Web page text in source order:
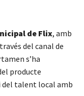
de Flix, amb
del canal de
s’ha
producte
del talent local amb